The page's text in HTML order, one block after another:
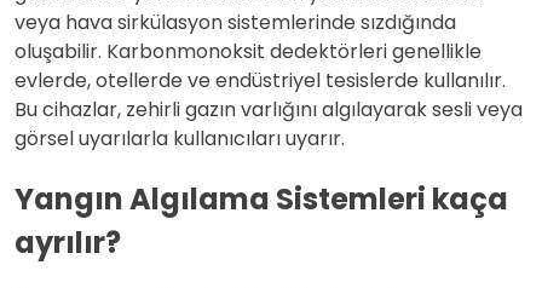
veya hava sirkülasyon sistemlerinde sızdığında
oluşabilir. Karbonmonoksit dedektörleri genellikle
evlerde, otellerde ve endüstriyel tesislerde kullanılır.
Bu cihazlar, zehirli gazın varlığını algılayarak sesli veya
görsel uyarılarla kullanıcıları uyarır.
Yangın Algılama Sistemleri kaça
ayrılır?